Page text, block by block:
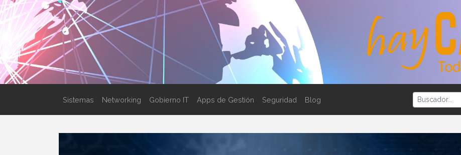
Sistemas Networking Gobierno IT Apps de Gestión Seguridad Blog